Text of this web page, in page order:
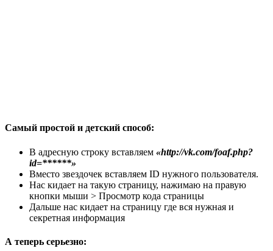
Самый простой и детский способ:
В адресную строку вставляем «http://vk.com/foaf.php?
id=******»
Вместо звездочек вставляем ID нужного пользователя.
Нас кидает на такую страницу, нажимаю на правую
кнопки мыши > Просмотр кода страницы
Дальше нас кидает на страницу где вся нужная и
секретная информация
А теперь серьезно: